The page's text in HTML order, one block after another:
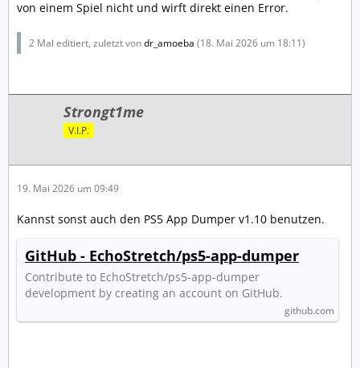
von einem Spiel nicht und wirft direkt einen Error.
2 Mal editiert, zuletzt vondr_amoeba (18. Mai 2026 um 18:11)
Strongt1me
V.I.P.
19. Mai 2026 um 09:49
Kannst sonst auch den PS5 App Dumper v1.10 benutzen.
GitHub - EchoStretch/ps5-app-dumper
Contribute to EchoStretch/ps5-app-dumper
development by creating an account on GitHub.
github.com